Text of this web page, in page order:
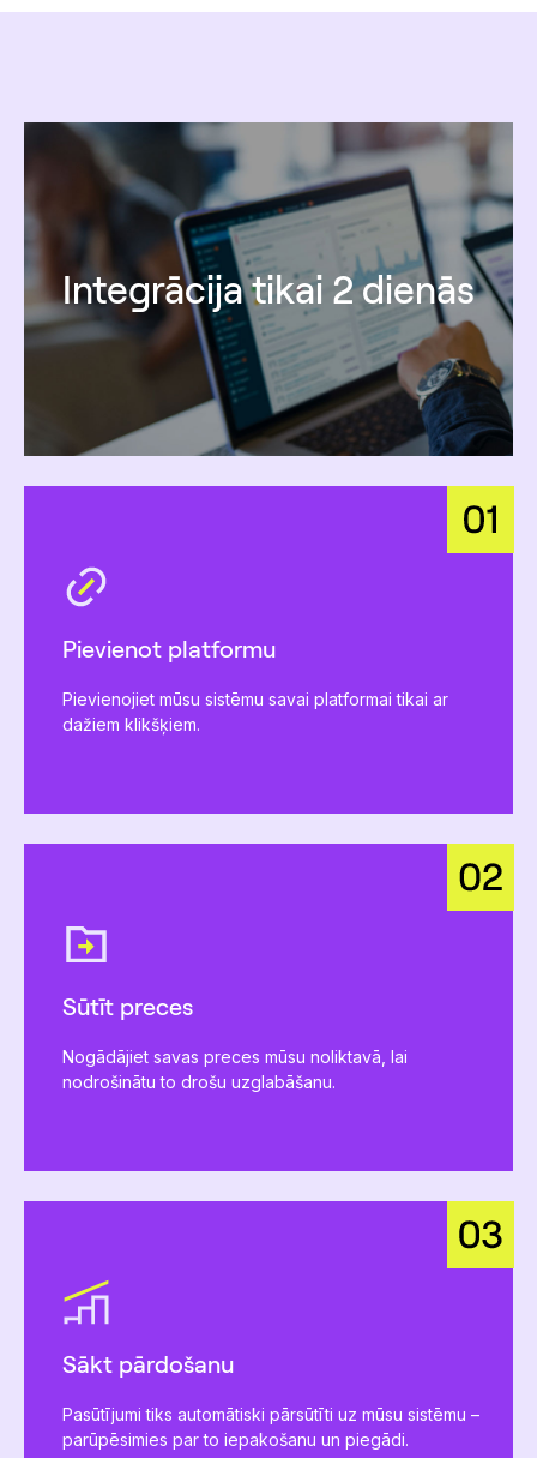
Integrācija tikai 2 dienās
Pievienot platformu
Pievienojiet mūsu sistēmu savai platformai tikai ar
dažiem klikšķiem.
Sūtīt preces
Nogādājiet savas preces mūsu noliktavā, lai
nodrošinātu to drošu uzglabāšanu.
Sākt pārdošanu
Pasūtījumi tiks automātiski pārsūtīti uz mūsu sistēmu –
parūpēsimies par to iepakošanu un piegādi.